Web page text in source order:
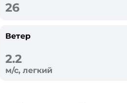
26
Ветер
2.2
м/с, легкий